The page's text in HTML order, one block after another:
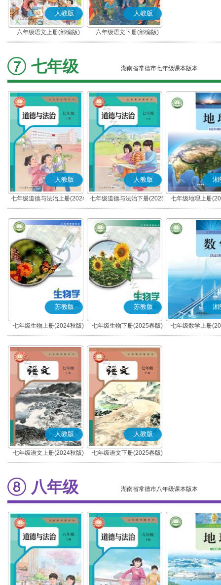
人教版
六年级语文上册(部编版)
人教版
六年级语文下册(部编版)
七年级 湖南省常德市七年级课本版本
人教版
七年级道德与法治上册(2024
秋版)(部编版)
人教版
七年级道德与法治下册(2025
春版)(部编版)
湘
七年级地理上册
苏教版
七年级生物上册(2024秋版)
苏教版
七年级生物下册(2025春版)
湘
七年级数学上册
人教版
七年级语文上册(2024秋版)
(部编版)
人教版
七年级语文下册(2025春版)
(部编版)
八年级 湖南省常德市八年级课本版本